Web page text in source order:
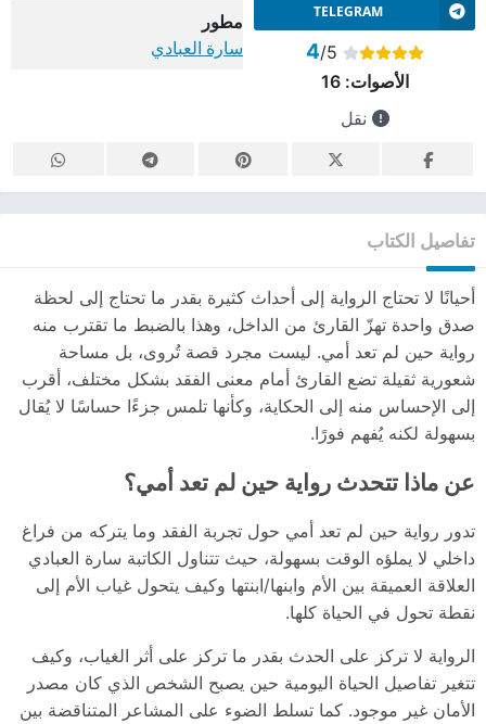
TELEGRAM
4/5
الأصوات:16
نقل
مطور
سارة العبادي
تفاصيل الكتاب
أحيانًا لا تحتاج الرواية إلى أحداث كثيرة بقدر ما تحتاج إلى لحظة
صدق واحدة تهزّ القارئ من الداخل، وهذا بالضبط ما تقترب منه
رواية حين لم تعد أمي. ليست مجرد قصة تُروى، بل مساحة
شعورية ثقيلة تضع القارئ أمام معنى الفقد بشكل مختلف، أقرب
إلى الإحساس منه إلى الحكاية، وكأنها تلمس جزءًا حساسًا لا يُقال
بسهولة لكنه يُفهم فورًا.
عن ماذا تتحدث رواية حين لم تعد أمي؟
تدور رواية حين لم تعد أمي حول تجربة الفقد وما يتركه من فراغ
داخلي لا يملؤه الوقت بسهولة، حيث تتناول الكاتبة سارة العبادي
العلاقة العميقة بين الأم وابنها/ابنتها وكيف يتحول غياب الأم إلى
نقطة تحول في الحياة كلها.
الرواية لا تركز على الحدث بقدر ما تركز على أثر الغياب، وكيف
تتغير تفاصيل الحياة اليومية حين يصبح الشخص الذي كان مصدر
الأمان غير موجود. كما تسلط الضوء على المشاعر المتناقضة بين